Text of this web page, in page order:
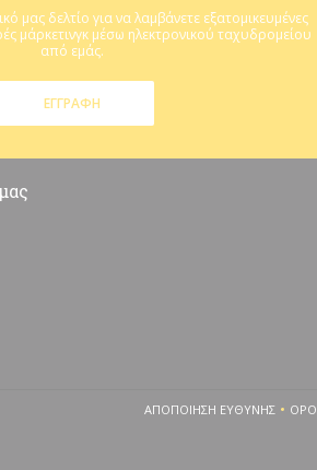
μας δελτίο για να λαμβάνετε εξατομικευμένες
μάρκετινγκ μέσω ηλεκτρονικού ταχυδρομείου
από εμάς.
ΕΓΓΡΑΦΉ
σε νέο παράθυρο))
((ανοίγει σε νέο παράθυρο))
ΣΕ ΝΈΟ ΠΑΡΆΘΥΡΟ))ΑΠΟΠΟΊΗΣΗ ΕΥΘΎΝΗΣ
((ΑΝΟΊΓΕΙ ΣΕ